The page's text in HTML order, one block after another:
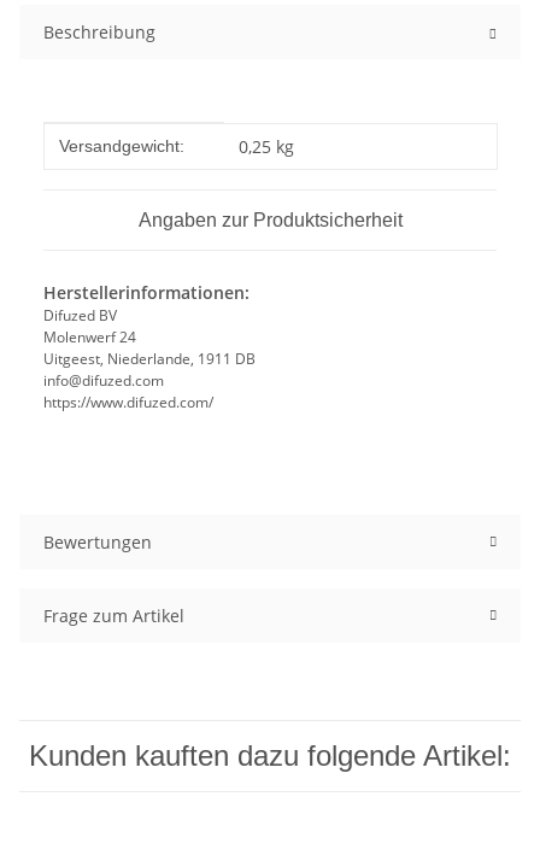
Beschreibung
Produkteigenschaft
Wert
Versandgewicht: 0,25 kg
Angaben zur Produktsicherheit
Herstellerinformationen:
Difuzed BV
Molenwerf 24
Uitgeest, Niederlande, 1911 DB
info@difuzed.com
https://www.difuzed.com/
Bewertungen
Frage zum Artikel
Kunden kauften dazu folgende Artikel: